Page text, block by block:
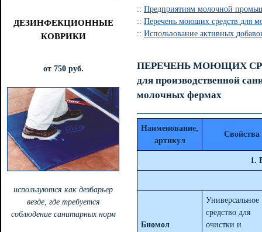
ДЕЗИНФЕКЦИОННЫЕ
КОВРИКИ
от 750 руб.
используются как дезбарьер
везде, где требуется
соблюдение санитарных норм
:: Предприятиям молочной
:: Перечень моющих средств для
:: Использование активных
ПЕРЕЧЕНЬ МОЮЩИХ
для производственной
молочных фермах
Наименование,
артикул
Свойства
1.
Биомол
Универсальное
средство для
очистки и